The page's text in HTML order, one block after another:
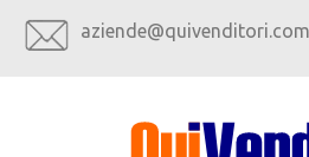
aziende@quivenditori.com